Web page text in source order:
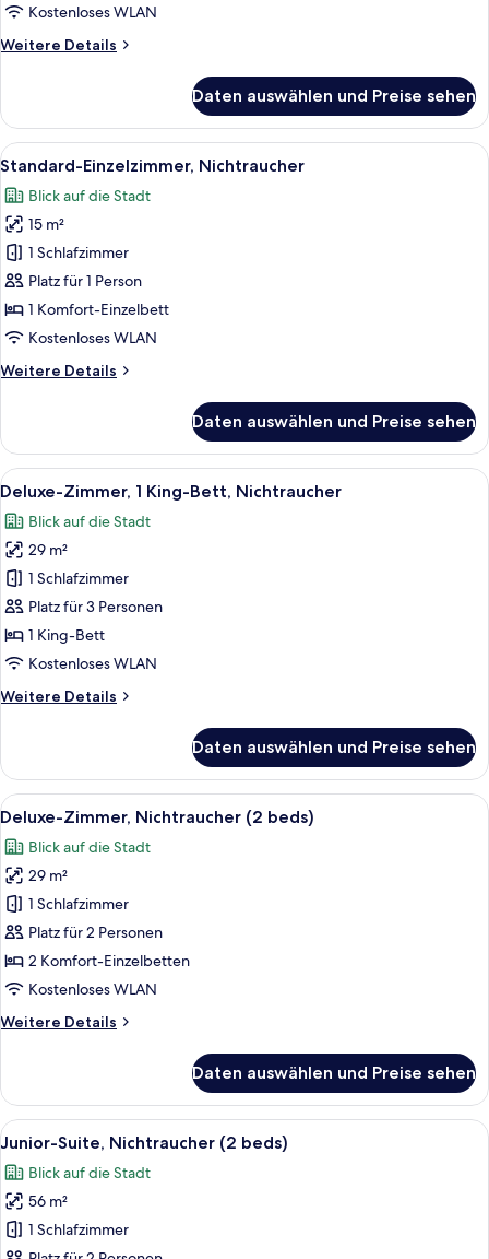
Kostenloses WLAN
Weitere Details
Weitere
Einzelzimmer,
Raucher
Daten auswählen und Preise sehen
Alle
Fotos
für
Standard-
Einzelzimmer,
Nichtraucher
anzeigen
Ein Hotelzimmer mit Bett, Stuhl,
3
Standard-Einzelzimmer, Nichtraucher
Blick auf die Stadt
15 m²
1 Schlafzimmer
Platz für 1 Person
1 Komfort-Einzelbett
Kostenloses WLAN
Weitere Details
Weitere
Einzelzimmer,
Nichtraucher
Daten auswählen und Preise sehen
Alle
Fotos
für
Deluxe-
Zimmer,
1 King-
Bett,
Nichtraucher
Ein Hotelzimmer mit einem Bett,
7
Deluxe-Zimmer, 1 King-Bett, Nichtraucher
Blick auf die Stadt
29 m²
1 Schlafzimmer
Platz für 3 Personen
1 King-Bett
Kostenloses WLAN
Weitere Details
Weitere
Zimmer,
1 King-
Bett,
Daten auswählen und Preise sehen
Alle
Fotos
für
Deluxe-
Zimmer,
Nichtraucher
(2
beds)
Ein Hotelzimmer mit zwei Betten,
3
Deluxe-Zimmer, Nichtraucher (2 beds)
Blick auf die Stadt
29 m²
1 Schlafzimmer
Platz für 2 Personen
2 Komfort-Einzelbetten
Kostenloses WLAN
Weitere Details
Weitere
Zimmer,
Nichtraucher
(2
Daten auswählen und Preise sehen
Alle
Fotos
für
Junior-
Suite,
Ein Hotelzimmer mit einem großen
8
Junior-Suite, Nichtraucher (2 beds)
Blick auf die Stadt
56 m²
1 Schlafzimmer